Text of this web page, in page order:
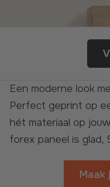
Een moderne look met een zijdeglans afwerking.
Perfect geprint op
hét materiaal op
forex paneel is glad,